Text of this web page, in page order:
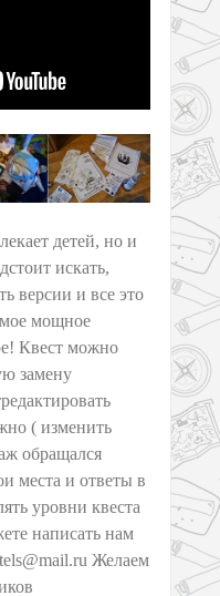
детей, но и
искать,
версии и все это
мощное
Квест можно
замену
( изменить
обращался
места и ответы в
уровни квеста
написать нам
Желаем